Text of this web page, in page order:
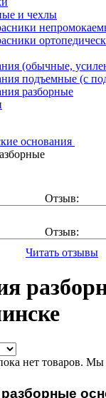
и чехлы
(обычные,
подъемные (с
разборные
основания
Отзыв:
Отзыв:
Читать отзывы
нет товаров. Мы